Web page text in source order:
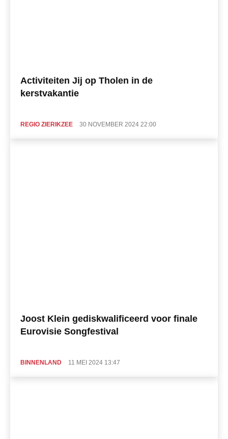
Activiteiten Jij op Tholen in de
kerstvakantie
REGIO ZIERIKZEE 30 NOVEMBER 2024 22:00
Joost Klein gediskwalificeerd voor finale
Eurovisie Songfestival
BINNENLAND 11 MEI 2024 13:47